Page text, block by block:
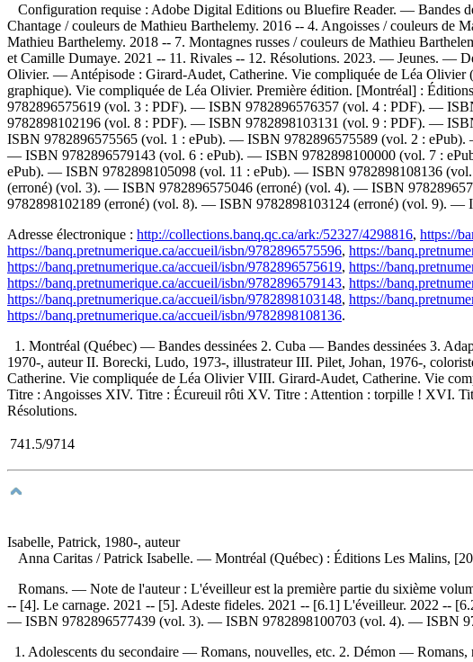
Configuration requise : Adobe Digital Editions ou Bluefire Reader. — Bandes
Chantage / couleurs de Mathieu Barthelemy. 2016 -- 4. Angoisses / couleurs
Mathieu Barthelemy. 2018 -- 7. Montagnes russes / couleurs de Mathieu
et Camille Dumaye. 2021 -- 11. Rivales -- 12. Résolutions. 2023. — Jeunes. —
Olivier. — Antépisode : Girard-Audet, Catherine. Vie compliquée de Léa
graphique). Vie compliquée de Léa Olivier. Première édition. [Montréal] :
9782896575619 (vol. 3 : PDF). — ISBN 9782896576357 (vol. 4 : PDF). —
9782898102196 (vol. 8 : PDF). — ISBN 9782898103131 (vol. 9 : PDF). —
ISBN 9782896575565 (vol. 1 : ePub). — ISBN 9782896575589 (vol. 2 :
— ISBN 9782896579143 (vol. 6 : ePub). — ISBN 9782898100000 (vol. 7 :
ePub). — ISBN 9782898105098 (vol. 11 : ePub). — ISBN 9782898108136
(erroné) (vol. 3). — ISBN 9782896575046 (erroné) (vol. 4). — ISBN
9782898102189 (erroné) (vol. 8). — ISBN 9782898103124 (erroné) (vol. 9). —
Adresse électronique : http://collections.banq.qc.ca/ark:/52327/4298816, https://
https://banq.pretnumerique.ca/accueil/isbn/9782896575596, https://
https://banq.pretnumerique.ca/accueil/isbn/9782896575619, https://
https://banq.pretnumerique.ca/accueil/isbn/9782896579143, https://
https://banq.pretnumerique.ca/accueil/isbn/9782898103148, https://
https://banq.pretnumerique.ca/accueil/isbn/9782898108136.
1. Montréal (Québec) — Bandes dessinées 2. Cuba — Bandes dessinées 3.
1970-, auteur II. Borecki, Ludo, 1973-, illustrateur III. Pilet, Johan, 1976-,
Catherine. Vie compliquée de Léa Olivier VIII. Girard-Audet, Catherine. Vie
Titre : Angoisses XIV. Titre : Écureuil rôti XV. Titre : Attention : torpille ! XVI.
Résolutions.
741.5/9714
Isabelle, Patrick, 1980-, auteur
Anna Caritas / Patrick Isabelle. — Montréal (Québec) : Éditions Les Malins,
Romans. — Note de l'auteur : L'éveilleur est la première partie du sixième
-- [4]. Le carnage. 2021 -- [5]. Adeste fideles. 2021 -- [6.1] L'éveilleur. 2022 --
— ISBN 9782896577439 (vol. 3). — ISBN 9782898100703 (vol. 4). — ISBN
1. Adolescents du secondaire — Romans, nouvelles, etc. 2. Démon —